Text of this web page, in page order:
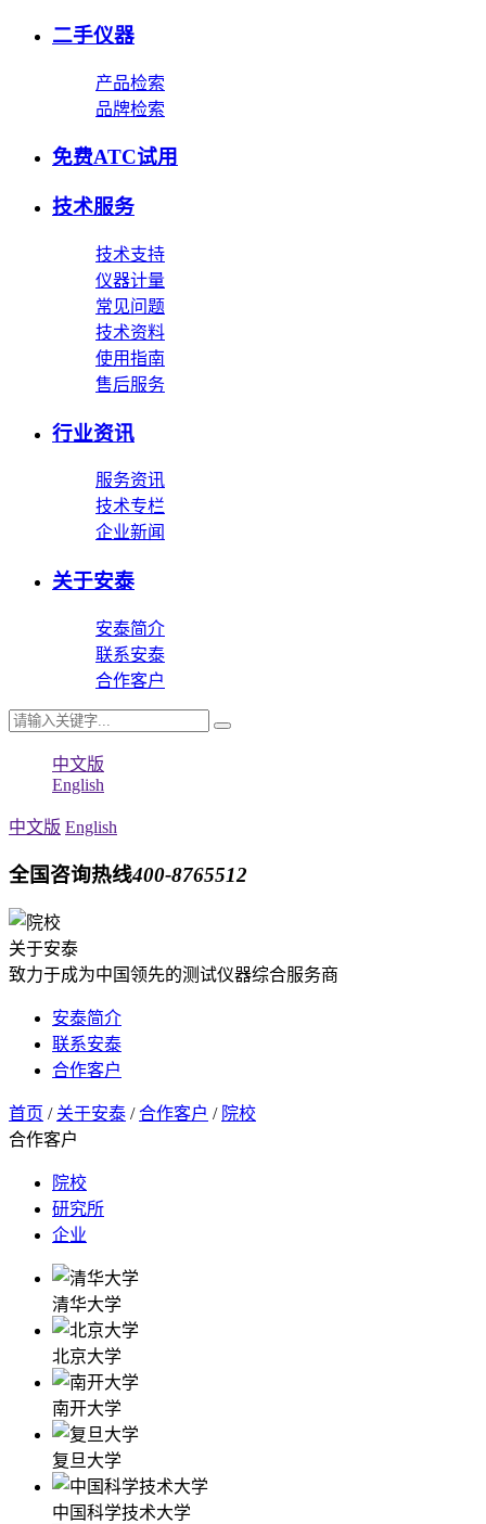
二手仪器
产品检索
品牌检索
免费ATC试用
技术服务
技术支持
仪器计量
常见问题
技术资料
使用指南
售后服务
行业资讯
服务资讯
技术专栏
企业新闻
关于安泰
安泰简介
联系安泰
合作客户
中文版
English
中文版 English
全国咨询热线400-8765512
关于安泰
致力于成为中国领先的测试仪器综合服务商
安泰简介
联系安泰
合作客户
首页 / 关于安泰 /合作客户 / 院校
合作客户
院校
研究所
企业
清华大学
北京大学
南开大学
复旦大学
中国科学技术大学